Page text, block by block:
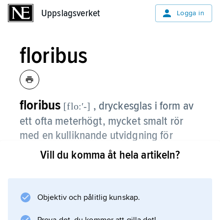
Uppslagsverket Logga in
floribus
floribus [flo:ʹ-] , dryckesglas i form av
ett ofta meterhögt, mycket smalt rör
med en kulliknande utvidgning för
drycken nertill.
Ordet
Vill du komma åt hela artikeln?
Objektiv och pålitlig kunskap.